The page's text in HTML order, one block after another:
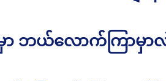
ာ ဘယ်လောက်ကြာမှ